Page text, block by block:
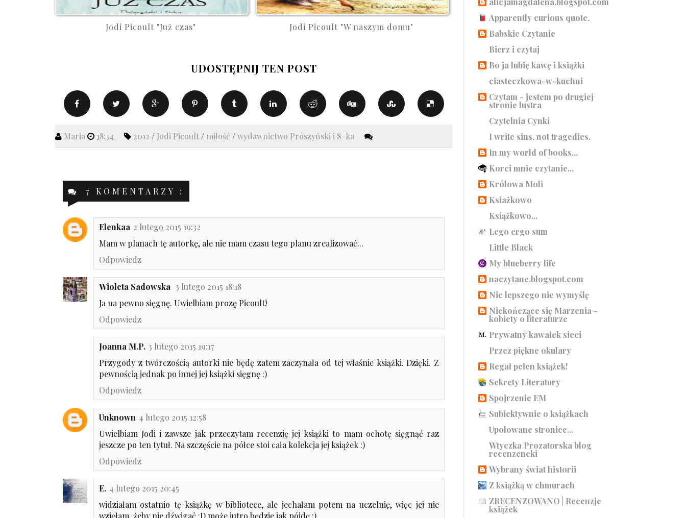
Jodi Picoult "Już czas" Jodi Picoult "W naszym domu"
UDOSTĘPNIJ TEN POST
Maria 18:34 2012 / Jodi Picoult / miłość /wydawnictwo Prószyński i S-ka
7 KOMENTARZY :
Elenkaa 2 lutego 2015 19:32
Mam w planach tę autorkę, ale nie mam czasu tego planu zrealizować...
Odpowiedz
Wioleta Sadowska 3 lutego 2015 18:18
Ja na pewno sięgnę. Uwielbiam prozę Picoult!
Odpowiedz
Joanna M.P. 3 lutego 2015 19:17
Przygody z twórczością autorki nie będę zatem zaczynała od tej właśnie książki. Dzięki. Z
pewnością jednak po innej jej książki sięgnę :)
Odpowiedz
Unknown 4 lutego 2015 12:58
Uwielbiam Jodi i zawsze jak przeczytam recenzję jej książki to mam ochotę sięgnąć raz
jeszcze po ten tytuł. Na szczęście na półce stoi cała kolekcja jej książek :)
Odpowiedz
E. 4 lutego 2015 20:45
widziałam ostatnio tę książkę w bibliotece, ale jechałam potem na uczelnię, więc jej nie
wzięłam, żeby nie dźwigać :D może jutro będzie jak pójdę :)
Apparently curious quote.
Babskie Czytanie
Bierz i czytaj
Bo ja lubię kawę i książki
ciasteczkowa-w-kuchni
Czytam - jestem po drugiej
stronie lustra
Czytelnia Cynki
I write sins, not tragedies.
In my world of books...
Korci mnie czytanie...
Królowa Moli
Ksiażkowo
Książkowo...
Lego ergo sum
Little Black
My blueberry life
naczytane.blogspot.com
Nic lepszego nie wymyślę
Niekończące się Marzenia -
kobiety o literaturze
Prywatny kawałek sieci
Przez piękne okulary
Regał pełen książek!
Sekrety Literatury
Spojrzenie EM
Subiektywnie o książkach
Upolowane stronice...
Wtyczka Prozatorska blog
recenzencki
Wybrany świat historii
Z książką w chmurach
ZRECENZOWANO | Recenzje
książek